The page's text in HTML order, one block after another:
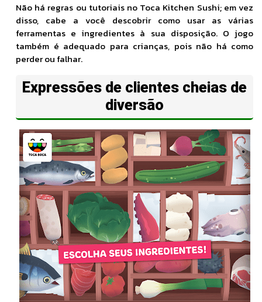
Não há regras ou tutoriais no Toca Kitchen Sushi; em vez
disso, cabe a você descobrir como usar as várias
ferramentas e ingredientes à sua disposição. O jogo
também é adequado para crianças, pois não há como
perder ou falhar.
Expressões de clientes cheias de
diversão